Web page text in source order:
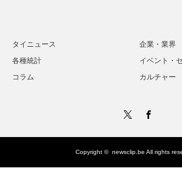
タイニュース
企業・業界
各種統計
イベント・
コラム
カルチャー
Copyright © newsclip.be All rights